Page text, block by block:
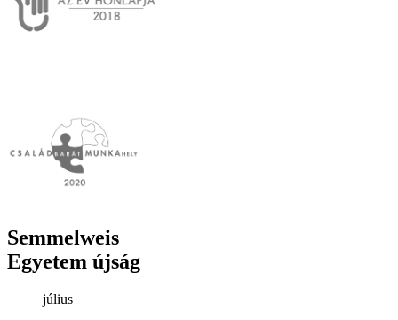
Semmelweis
Egyetem újság
július